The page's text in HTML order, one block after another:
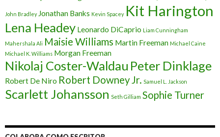
John Bradley Jonathan Banks Kevin Spacey Kit Harington
Lena Headey Leonardo DiCaprio Liam Cunningham
Mahershala Ali Maisie Williams Martin Freeman Michael Caine
Michael K. Williams Morgan Freeman
Nikolaj Coster-Waldau Peter Dinklage
Robert De Niro Robert Downey Jr. Samuel L. Jackson
Scarlett Johansson Seth Gilliam Sophie Turner